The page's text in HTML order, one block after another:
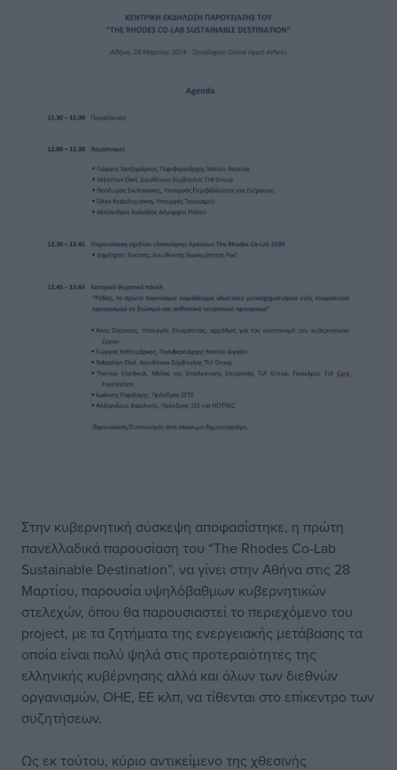
Στην κυβερνητική σύσκεψη αποφασίστηκε, η πρώτη
πανελλαδικά παρουσίαση του “The Rhodes Co-Lab
Sustainable Destination”, να γίνει στην Αθήνα στις 28
Μαρτίου, παρουσία υψηλόβαθμων κυβερνητικών
στελεχών, όπου θα παρουσιαστεί το περιεχόμενο του
project, με τα ζητήματα της ενεργειακής μετάβασης τα
οποία είναι πολύ ψηλά στις προτεραιότητες της
ελληνικής κυβέρνησης αλλά και όλων των διεθνών
οργανισμών, ΟΗΕ, ΕΕ κλπ, να τίθενται στο επίκεντρο των
συζητήσεων.
Ως εκ τούτου, κύριο αντικείμενο της χθεσινής